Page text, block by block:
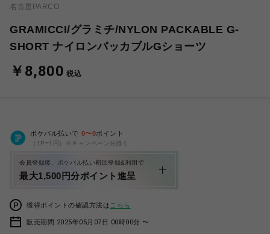
名古屋PARCO
GRAMICCI/グラミチ/NYLON PACKABLE G-
SHORT ナイロンパッカブルGショーツ
￥8,800 税込
ポケパル払いで 0〜0ポイント
（1P=1円）※キャンペーン分除く
会員登録後、ポケパル払い初回登録&利用で
最大1,500円分ポイント進呈
獲得ポイントの確認方法は こちら
販売期間 2025年05月07日 00時00分 〜